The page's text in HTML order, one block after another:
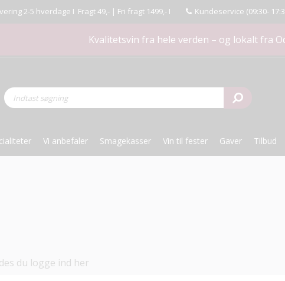
2-5 hverdage I Fragt 49,- | Fri fragt 1499,- I Kundeservice (09:30-
Kvalitetsvin fra hele verden – og lokalt fra
Vi anbefaler Smagekasser Vin til fester Gaver Tilbud
du logge ind her